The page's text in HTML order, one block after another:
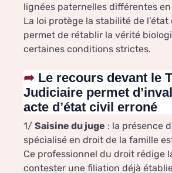
lignées paternelles différentes
La loi protège la stabilité de l’état
permet de rétablir la vérité
certaines conditions strictes.
Le recours devant le
Judiciaire permet
acte d’état civil erroné
1/ Saisine du juge : la présence
spécialisé en droit de la famille
Ce professionnel du droit rédige
contester une filiation déjà